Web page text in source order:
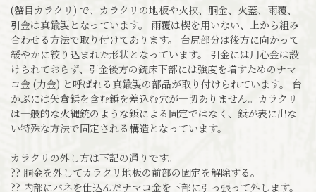
(蟹目カラクリ) で、カラクリの地板や火挟、胴金、火蓋、雨覆、
引金は真鍮製となっています。 雨覆は楔を用いない、上から組み
合わせる方法で取り付けてあります。 台尻部分は後方に向かって
緩やかに絞り込まれた形状となっています。 引金には用心金は設
けられておらず、引金後方の銃床下部には強度を増すためのナマ
コ金 (力金) と呼ばれる真鍮製の部品が取り付けられています。 台
かぶには矢倉鋲を含む鋲を差込む穴が一切ありません。カラクリ
は一般的な火縄銃のような鋲による固定ではなく、鋲が表に出な
い特殊な方法で固定される構造となっています。
カラクリの外し方は下記の通りです。
?? 胴金を外してカラクリ地板の前部の固定を解除する。
?? 内部にバネを仕込んだナマコ金を下部に引っ張って外します。